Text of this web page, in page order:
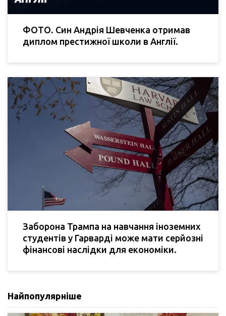
ФОТО. Син Андрія Шевченка отримав
диплом престижної школи в Англії.
Заборона Трампа на навчання іноземних
студентів у Гарварді може мати серйозні
фінансові наслідки для економіки.
Найпопулярніше